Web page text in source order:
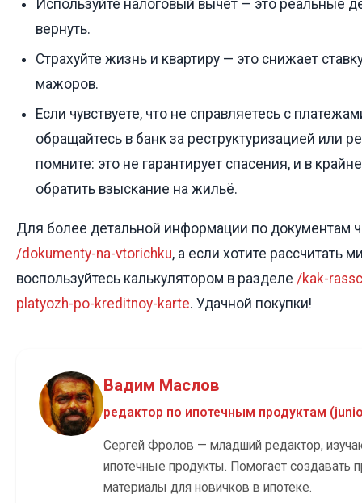
Используйте налоговый вычет — это реальные
вернуть.
Страхуйте жизнь и квартиру — это снижает
мажоров.
Если чувствуете, что не справляетесь с
обращайтесь в банк за реструктуризацией или
помните: это не гарантирует спасения, и в
обратить взыскание на жильё.
Для более детальной информации по документам
/dokumenty-na-vtorichku, а если хотите рассчитать
воспользуйтесь калькулятором в разделе /kak-
platyozh-po-kreditnoy-karte. Удачной покупки!
Вадим Маслов
редактор по ипотечным продуктам
Сергей Фролов — младший редактор,
ипотечные продукты. Помогает создавать
материалы для новичков в ипотеке.